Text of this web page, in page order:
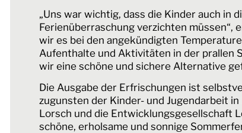
„Uns war wichtig, dass die Kinder auch in
Ferienüberraschung verzichten müssen“,
wir es bei den angekündigten
Aufenthalte und Aktivitäten in der prallen
wir eine schöne und sichere Alternative
Die Ausgabe der Erfrischungen ist
zugunsten der Kinder- und Jugendarbeit
Lorsch und die Entwicklungsgesellschaft
schöne, erholsame und sonnige